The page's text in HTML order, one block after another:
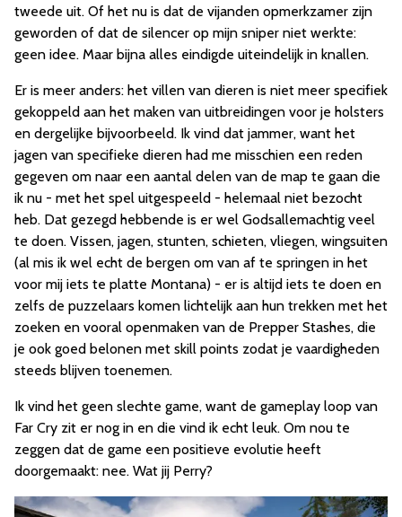
tweede uit. Of het nu is dat de vijanden opmerkzamer zijn
geworden of dat de silencer op mijn sniper niet werkte:
geen idee. Maar bijna alles eindigde uiteindelijk in knallen.
Er is meer anders: het villen van dieren is niet meer specifiek
gekoppeld aan het maken van uitbreidingen voor je holsters
en dergelijke bijvoorbeeld. Ik vind dat jammer, want het
jagen van specifieke dieren had me misschien een reden
gegeven om naar een aantal delen van de map te gaan die
ik nu - met het spel uitgespeeld - helemaal niet bezocht
heb. Dat gezegd hebbende is er wel Godsallemachtig veel
te doen. Vissen, jagen, stunten, schieten, vliegen, wingsuiten
(al mis ik wel echt de bergen om van af te springen in het
voor mij iets te platte Montana) - er is altijd iets te doen en
zelfs de puzzelaars komen lichtelijk aan hun trekken met het
zoeken en vooral openmaken van de Prepper Stashes, die
je ook goed belonen met skill points zodat je vaardigheden
steeds blijven toenemen.
Ik vind het geen slechte game, want de gameplay loop van
Far Cry zit er nog in en die vind ik echt leuk. Om nou te
zeggen dat de game een positieve evolutie heeft
doorgemaakt: nee. Wat jij Perry?